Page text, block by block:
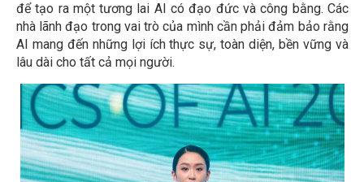
để tạo ra một tương lai AI có đạo đức và công bằng. Các
nhà lãnh đạo trong vai trò của mình cần phải đảm bảo rằng
AI mang đến những lợi ích thực sự, toàn diện, bền vững và
lâu dài cho tất cả mọi người.